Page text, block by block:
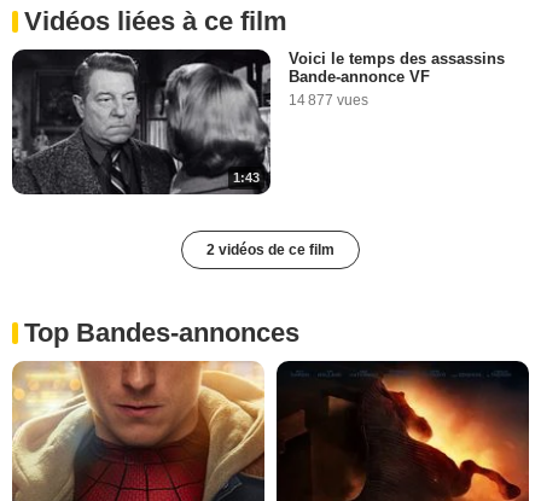
Vidéos liées à ce film
1:43
Voici le temps des assassins
Bande-annonce VF
14 877 vues
2 vidéos de ce film
Top Bandes-annonces